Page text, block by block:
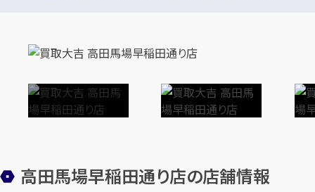
高田馬場早稲田通り店の店舗情報